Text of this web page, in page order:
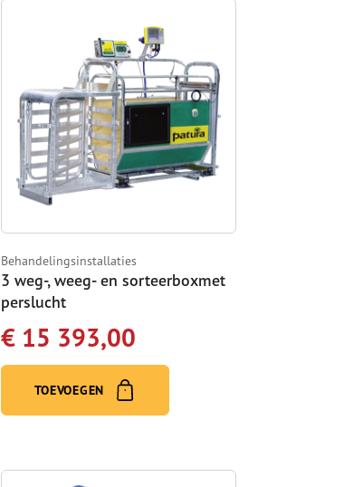
Behandelingsinstallaties
3 weg-, weeg- en sorteerboxmet
perslucht
€ 15 393,00
TOEVOEGEN